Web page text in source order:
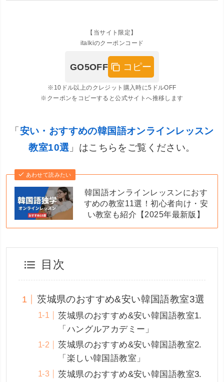
【当サイト限定】
italkiのクーポンコード
GO5OFF コピー
※10ドル以上のクレジット購入時に5ドルOFF
※クーポンをコピーすると公式サイトへ推移します
「安い・おすすめの韓国語オンラインレッスン
教室10選 」はこちらをご覧ください。
あわせて読みたい
韓国語オンラインレッスンにおす
すめの教室11選！初心者向け・安
い教室も紹介【2025年最新版】
目次
茨城県のおすすめ&安い韓国語教室3選
茨城県のおすすめ&安い韓国語教室1.
「ハングルアカデミー」
茨城県のおすすめ&安い韓国語教室2.
「楽しい韓国語教室」
茨城県のおすすめ&安い韓国語教室3.